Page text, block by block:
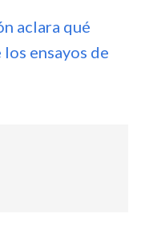
aclara qué
ensayos de